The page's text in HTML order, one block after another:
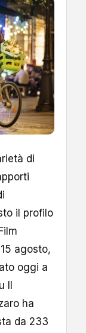
di
il profilo
agosto,
oggi a
ha
da 233